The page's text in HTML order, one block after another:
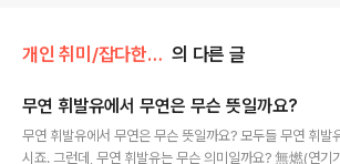
개인 취미/잡다한 상식 의 다른 글
무연 휘발유에서 무연은 무슨 뜻일까요?
무연 휘발유에서 무연은 무슨 뜻일까요? 모두들 무연 휘발
시죠. 그런데, 무연 휘발유는 무슨 의미일까요? 無燃(연기